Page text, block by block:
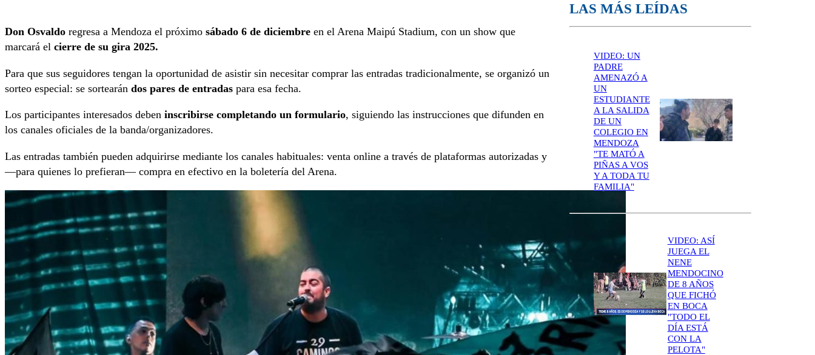
Don Osvaldo regresa a Mendoza el próximo sábado 6 de diciembre en el Arena Maipú Stadium, con un show que
marcará el cierre de su gira 2025.
Para que sus seguidores tengan la oportunidad de asistir sin necesitar comprar las entradas tradicionalmente, se organizó un
sorteo especial: se sortearán dos pares de entradas para esa fecha.
Los participantes interesados deben inscribirse completando un formulario, siguiendo las instrucciones que difunden en
los canales oficiales de la banda/organizadores.
Las entradas también pueden adquirirse mediante los canales habituales: venta online a través de plataformas autorizadas y
—para quienes lo prefieran— compra en efectivo en la boletería del Arena.
LAS MÁS LEÍDAS
VIDEO: UN
PADRE
AMENAZÓ A
UN
ESTUDIANTE
A LA SALIDA
DE UN
COLEGIO EN
MENDOZA
"TE MATÓ A
PIÑAS A VOS
Y A TODA TU
FAMILIA"
VIDEO: ASÍ
JUEGA EL
NENE
MENDOCINO
DE 8 AÑOS
QUE FICHÓ
EN BOCA
"TODO EL
DÍA ESTÁ
CON LA
PELOTA"